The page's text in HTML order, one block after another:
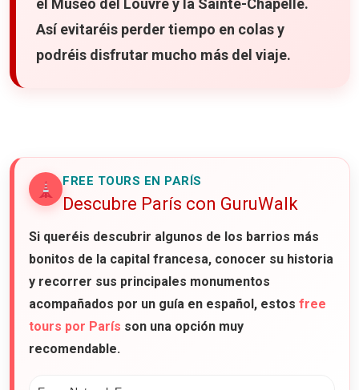
el Museo del Louvre y la Sainte-Chapelle.
Así evitaréis perder tiempo en colas y
podréis disfrutar mucho más del viaje.
FREE TOURS EN PARÍS
Descubre París con GuruWalk
Si queréis descubrir algunos de los barrios más
bonitos de la capital francesa, conocer su historia
y recorrer sus principales monumentos
acompañados por un guía en español, estos free
tours por París son una opción muy
recomendable.